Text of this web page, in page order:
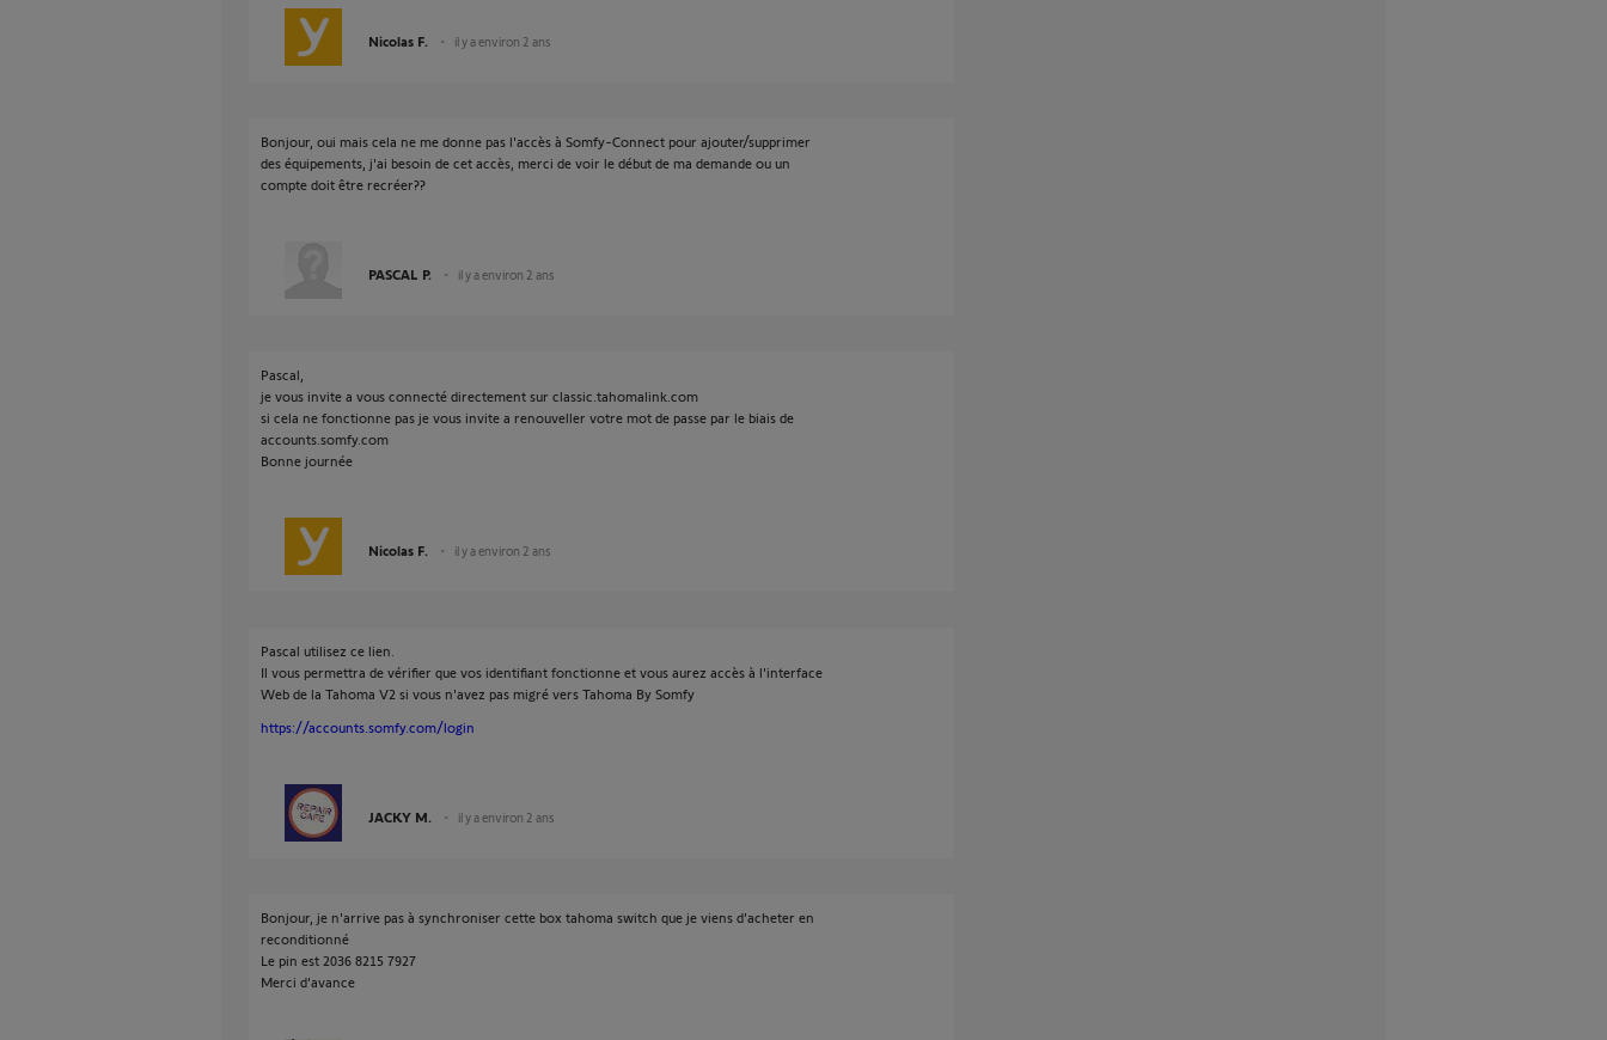
Nicolas F. il y a environ 2 ans
Bonjour, oui mais cela ne me donne pas l'accès à Somfy-Connect pour ajouter/supprimer
des équipements, j'ai besoin de cet accès, merci de voir le début de ma demande ou un
compte doit être recréer??
PASCAL P. il y a environ 2 ans
Pascal,
je vous invite a vous connecté directement sur classic.tahomalink.com
si cela ne fonctionne pas je vous invite a renouveller votre mot de passe par le biais de
accounts.somfy.com
Bonne journée
Nicolas F. il y a environ 2 ans
Pascal utilisez ce lien.
Il vous permettra de vérifier que vos identifiant fonctionne et vous aurez accès à l'interface
Web de la Tahoma V2 si vous n'avez pas migré vers Tahoma By Somfy
https://accounts.somfy.com/login
JACKY M. il y a environ 2 ans
Bonjour, je n'arrive pas à synchroniser cette box tahoma switch que je viens d'acheter en
reconditionné
Le pin est 2036 8215 7927
Merci d'avance